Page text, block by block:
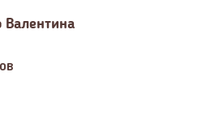
Валентина